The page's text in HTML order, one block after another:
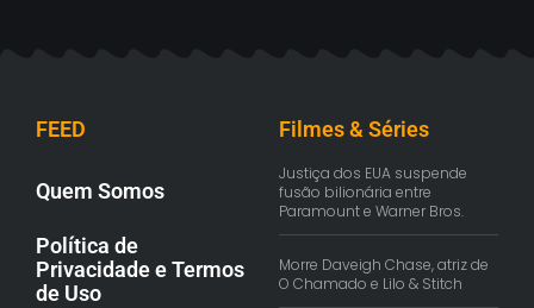
FEED
Quem Somos
Política de
Privacidade e Termos
de Uso
Filmes & Séries
Justiça dos EUA suspende
fusão bilionária entre
Paramount e Warner Bros.
Morre Daveigh Chase, atriz de
O Chamado e Lilo & Stitch